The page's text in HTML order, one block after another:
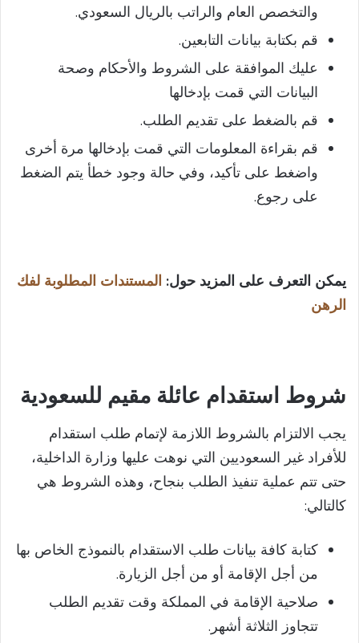
والتخصص العام والراتب بالريال السعودي.
قم بكتابة بيانات التابعين.
عليك الموافقة على الشروط والأحكام وصحة
البيانات التي قمت بإدخالها
قم بالضغط على تقديم الطلب.
قم بقراءة المعلومات التي قمت بإدخالها مرة أخرى
واضغط على تأكيد، وفي حالة وجود خطأ يتم الضغط
على رجوع.
يمكن التعرف على المزيد حول: المستندات المطلوبة لفك
الرهن
شروط استقدام عائلة مقيم للسعودية
يجب الالتزام بالشروط اللازمة لإتمام طلب استقدام
للأفراد غير السعوديين التي نوهت عليها وزارة الداخلية،
حتى تتم عملية تنفيذ الطلب بنجاح، وهذه الشروط هي
كالتالي:
كتابة كافة بيانات طلب الاستقدام بالنموذج الخاص بها
من أجل الإقامة أو من أجل الزيارة.
صلاحية الإقامة في المملكة وقت تقديم الطلب
تتجاوز الثلاثة أشهر.